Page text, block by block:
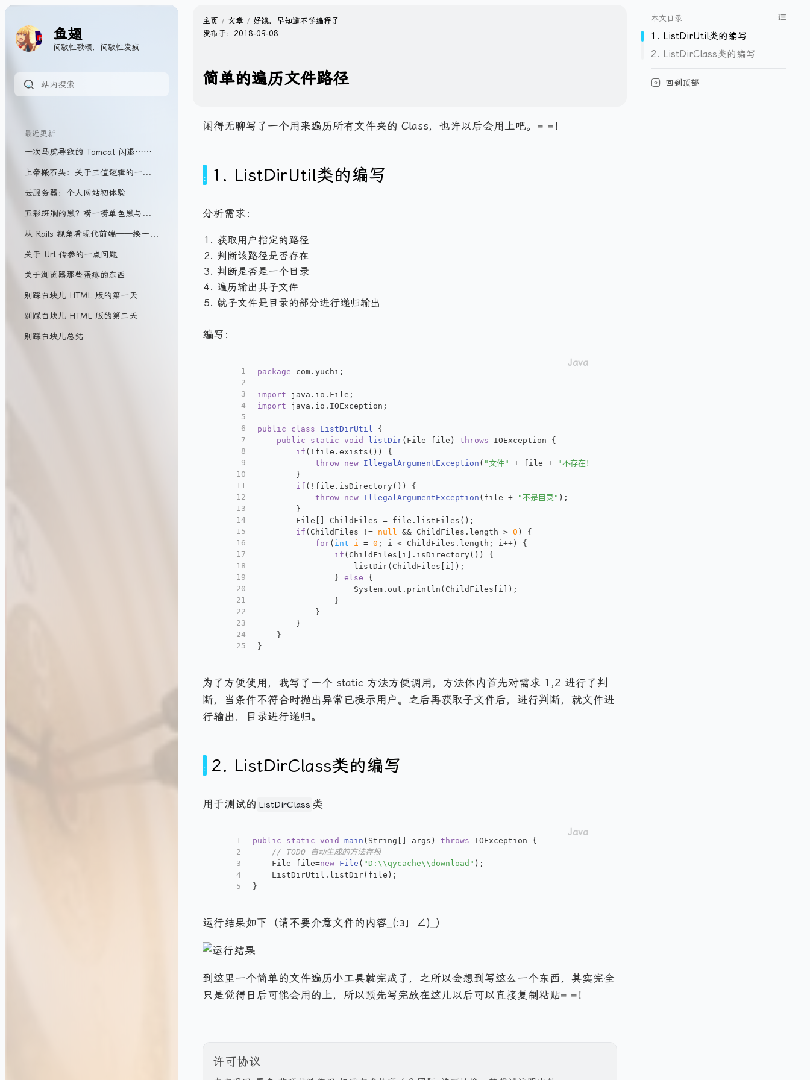
鱼翅
间歇性歌颂，间歇性发疯
最近更新
一次马虎导致的 Tomcat 闪退……
上帝搬石头：关于三值逻辑的一些胡思……
云服务器：个人网站初体验
五彩斑斓的黑？唠一唠单色黑与四色黑
从 Rails 视角看现代前端——换一种方式实现 SPA
关于 Url 传参的一点问题
关于浏览器那些蛋疼的东西
别踩白块儿 HTML 版的第一天
别踩白块儿 HTML 版的第二天
别踩白块儿总结
主页 文章
好饿，早知道不学编程了
发布于： 2018-09-08
简单的遍历文件路径
闲得无聊写了一个用来遍历所有文件夹的 Class，也许以后会用上吧。= =！
1. ListDirUtil类的编写
分析需求：
获取用户指定的路径
判断该路径是否存在
判断是否是一个目录
遍历输出其子文件
就子文件是目录的部分进行递归输出
编写：
1
2
3
4
5
6
7
8
9
10
11
12
13
14
15
16
17
18
19
20
21
22
23
24
25
package com.yuchi;
import java.io.File;
import java.io.IOException;
public class ListDirUtil
{
public
static void listDir(File file) throws IOException {
if (!file.exists()) {
throw new IllegalArgumentException ( "文件" + file + "不存在！"
		}
if (!file.isDirectory()) {
throw new IllegalArgumentException (file + "不是目录" );
		}
		File[] ChildFiles = file.listFiles();
if (ChildFiles != null && ChildFiles.length > 0 ) {
for( int i = 0 ; i < ChildFiles.length; i++) {
if (ChildFiles[i].isDirectory()) {
					listDir(ChildFiles[i]);
				}
else {
					System.out.println(ChildFiles[i]);
				}
			}
		}
	}
}
为了方便使用，我写了一个 static 方法方便调用，方法体内首先对需求 1,2 进行了判
断，当条件不符合时抛出异常已提示用户。之后再获取子文件后，进行判断，就文件进
行输出，目录进行递归。
2. ListDirClass类的编写
用于测试的 ListDirClass 类
1
2
3
4
5
public static void main (String[] args) throws IOException {
// TODO 自动生成的方法存根
	File file=
new File ( "D:\\qycache\\download" );
	ListDirUtil.listDir(file);
}
运行结果如下（请不要介意文件的内容_(:з」∠)_）
到这里一个简单的文件遍历小工具就完成了，之所以会想到写这么一个东西，其实完全
只是觉得日后可能会用的上，所以预先写完放在这儿以后可以直接复制粘贴= =！
许可协议
本文目录
1. ListDirUtil类的编写
2. ListDirClass类的编写
回到顶部